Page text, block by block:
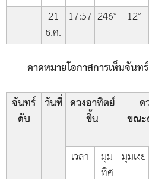
21
ธ.ค.
17:57 246° 12°
คาดหมายโอกาสการเห็นจัน
จันทร์
ดับ
วันที่ ดวงอาทิตย์
ขึ้น
ด
ขณะ
เวลา มุม
ทิศ
มุมเงย